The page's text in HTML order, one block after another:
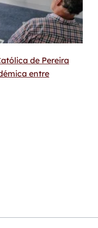
de Pereira
entre